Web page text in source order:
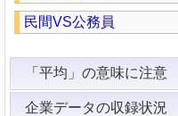
民間VS公務員
「平均」の意味に注意
企業データの収録状況